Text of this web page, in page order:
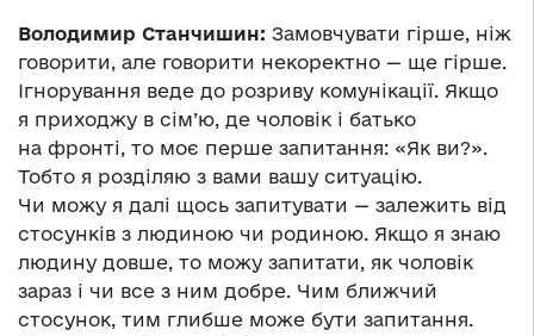
Володимир Станчишин: Замовчувати гірше, ніж
говорити, але говорити некоректно — ще гірше.
Ігнорування веде до розриву комунікації. Якщо
я приходжу в сім’ю, де чоловік і батько
на фронті, то моє перше запитання: «Як ви?».
Тобто я розділяю з вами вашу ситуацію.
Чи можу я далі щось запитувати — залежить від
стосунків з людиною чи родиною. Якщо я знаю
людину довше, то можу запитати, як чоловік
зараз і чи все з ним добре. Чим ближчий
стосунок, тим глибше може бути запитання.